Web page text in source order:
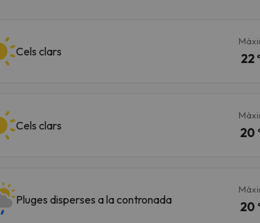
trobi la seva brúixola torna.
Cels clars
22
Cels clars
20
Pluges disperses a la contronada
20